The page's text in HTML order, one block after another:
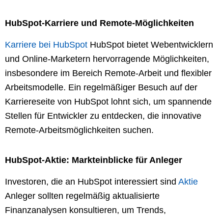
HubSpot-Karriere und Remote-Möglichkeiten
Karriere bei HubSpot HubSpot bietet Webentwicklern
und Online-Marketern hervorragende Möglichkeiten,
insbesondere im Bereich Remote-Arbeit und flexibler
Arbeitsmodelle. Ein regelmäßiger Besuch auf der
Karriereseite von HubSpot lohnt sich, um spannende
Stellen für Entwickler zu entdecken, die innovative
Remote-Arbeitsmöglichkeiten suchen.
HubSpot-Aktie: Markteinblicke für Anleger
Investoren, die an HubSpot interessiert sind Aktie
Anleger sollten regelmäßig aktualisierte
Finanzanalysen konsultieren, um Trends,